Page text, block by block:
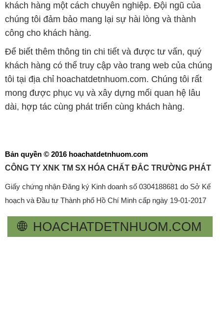
khách hàng một cách chuyên nghiệp. Đội ngũ của
chúng tôi đảm bảo mang lại sự hài lòng và thành
công cho khách hàng.
Để biết thêm thông tin chi tiết và được tư vấn, quý
khách hàng có thể truy cập vào trang web của chúng
tôi tại địa chỉ hoachatdetnhuom.com. Chúng tôi rất
mong được phục vụ và xây dựng mối quan hệ lâu
dài, hợp tác cùng phát triển cùng khách hàng.
Bản quyền © 2016 hoachatdetnhuom.com
CÔNG TY XNK TM SX HÓA CHẤT ĐẮC TRƯỜNG PHÁT
Giấy chứng nhận Đăng ký Kinh doanh số 0304188681 do Sở Kế
hoạch và Đầu tư Thành phố Hồ Chí Minh cấp ngày 19-01-2017
🌐 HOACHATDETNHUOM.COM